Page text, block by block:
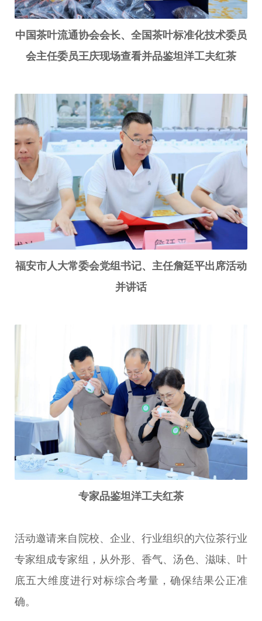
中国茶叶流通协会会长、全国茶叶标准化技术委员
会主任委员王庆现场查看并品鉴坦洋工夫红茶
福安市人大常委会党组书记、主任詹廷平出席活动
并讲话
专家品鉴坦洋工夫红茶
活动邀请来自院校、企业、行业组织的六位茶行业
专家组成专家组，从外形、香气、汤色、滋味、叶
底五大维度进行对标综合考量，确保结果公正准
确。